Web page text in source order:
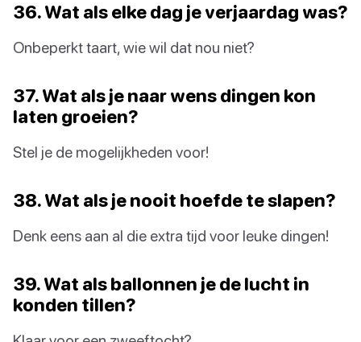
36. Wat als elke dag je verjaardag was?
Onbeperkt taart, wie wil dat nou niet?
37. Wat als je naar wens dingen kon
laten groeien?
Stel je de mogelijkheden voor!
38. Wat als je nooit hoefde te slapen?
Denk eens aan al die extra tijd voor leuke dingen!
39. Wat als ballonnen je de lucht in
konden tillen?